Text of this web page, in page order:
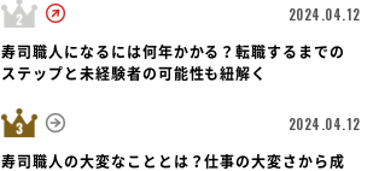
2024.04.12
寿司職人になるには何年かかる？転職するまでの
ステップと未経験者の可能性も紐解く
2024.04.12
寿司職人の大変なこととは？仕事の大変さから成